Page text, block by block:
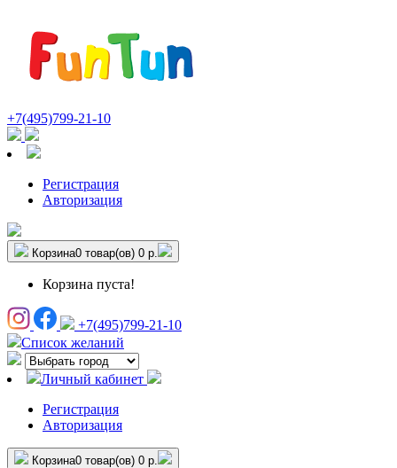
+7(495)799-21-10
Регистрация
Авторизация
Корзина0 товар(ов) 0 р.
Корзина пуста!
+7(495)799-21-10
Список желаний
Личный кабинет
Регистрация
Авторизация
Корзина0 товар(ов) 0 р.